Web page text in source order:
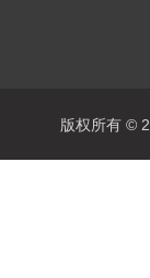
版权所有 ©